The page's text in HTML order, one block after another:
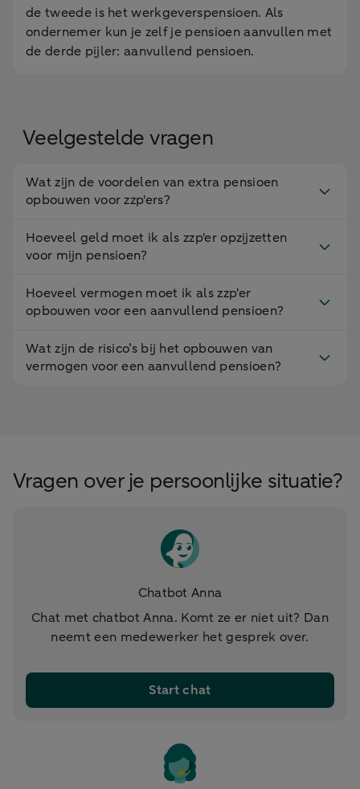
de tweede is het werkgeverspensioen. Als
ondernemer kun je zelf je pensioen aanvullen met
de derde pijler: aanvullend pensioen.
Veelgestelde vragen
Wat zijn de voordelen van extra pensioen
opbouwen voor zzp'ers?
Hoeveel geld moet ik als zzp'er opzijzetten
voor mijn pensioen?
Hoeveel vermogen moet ik als zzp'er
opbouwen voor een aanvullend pensioen?
Wat zijn de risico’s bij het opbouwen van
vermogen voor een aanvullend pensioen?
Vragen over je persoonlijke situatie?
Chatbot Anna
Chat met chatbot Anna. Komt ze er niet uit? Dan
neemt een medewerker het gesprek over.
Start chat